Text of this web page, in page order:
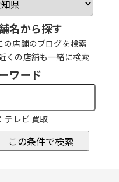
名から探す
の店舗のブログを検索
くの店舗も一緒に検索
ワード
テレビ 買取
この条件で検索